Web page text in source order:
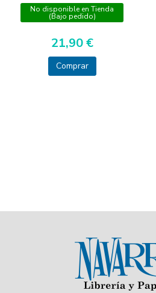
No disponible en Tienda
(Bajo pedido)
21,90 €
Comprar